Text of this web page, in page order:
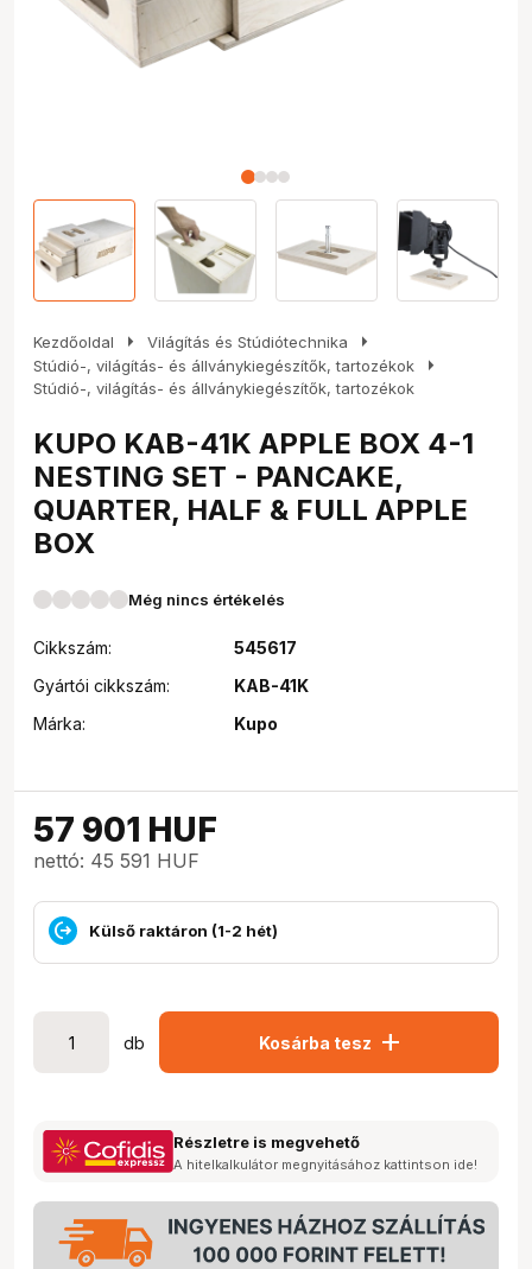
Kezdőoldal arrow_right Világítás és Stúdiótechnika arrow_right
Stúdió-, világítás- és állványkiegészítők, tartozékok arrow_right
Stúdió-, világítás- és állványkiegészítők, tartozékok
KUPO KAB-41K APPLE BOX 4-1
NESTING SET - PANCAKE,
QUARTER, HALF & FULL APPLE
BOX
Még nincs értékelés
Cikkszám:
545617
Gyártói cikkszám:
KAB-41K
Márka:
Kupo
57 901 HUF
nettó: 45 591 HUF
Külső raktáron (1-2 hét)
db Kosárba tesz add
Részletre is megvehető
A hitelkalkulátor megnyitásához kattintson ide!